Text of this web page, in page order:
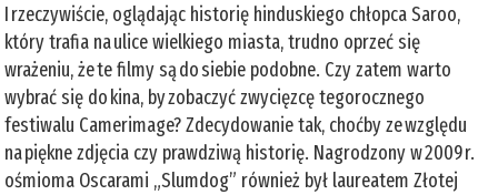
I rzeczywiście, oglądając historię hinduskiego chłopca Saroo,
który trafia na ulice wielkiego miasta, trudno oprzeć się
wrażeniu, że te filmy są do siebie podobne. Czy zatem warto
wybrać się do kina, by zobaczyć zwycięzcę tegorocznego
festiwalu Camerimage? Zdecydowanie tak, choćby ze względu
na piękne zdjęcia czy prawdziwą historię. Nagrodzony w 2009 r.
ośmioma Oscarami „Slumdog” również był laureatem Złotej